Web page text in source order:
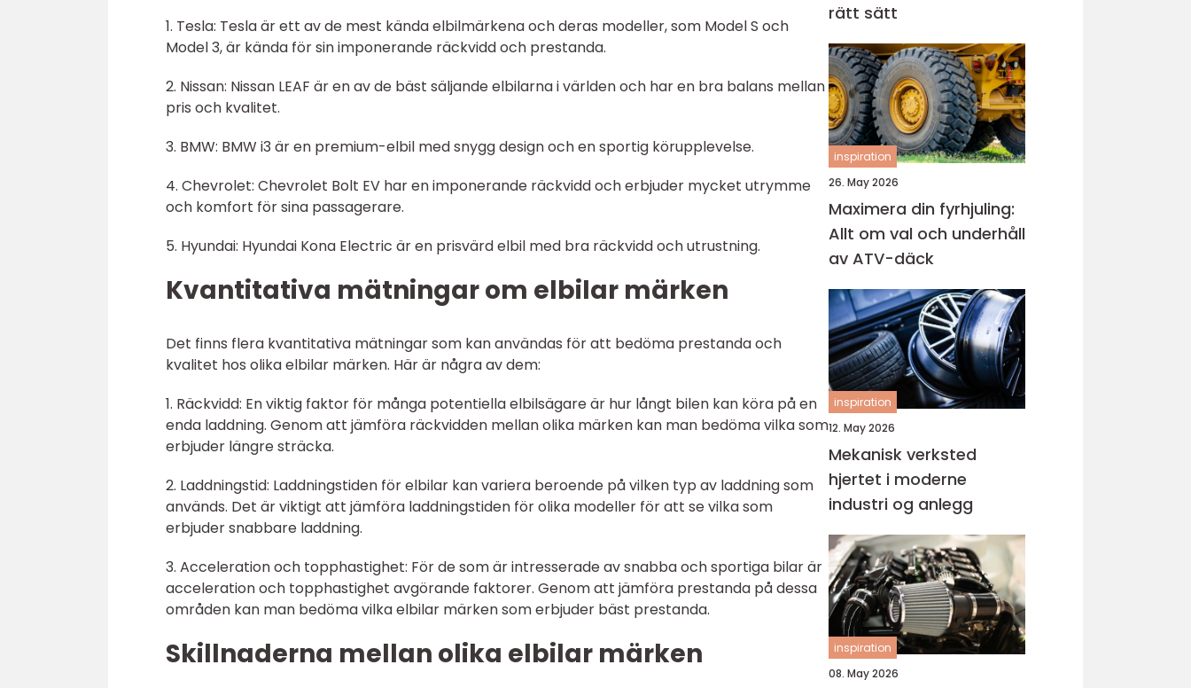
1. Tesla: Tesla är ett av de mest kända elbilmärkena och deras modeller, som Model S och
Model 3, är kända för sin imponerande räckvidd och prestanda.
2. Nissan: Nissan LEAF är en av de bäst säljande elbilarna i världen och har en bra balans mellan
pris och kvalitet.
3. BMW: BMW i3 är en premium-elbil med snygg design och en sportig körupplevelse.
4. Chevrolet: Chevrolet Bolt EV har en imponerande räckvidd och erbjuder mycket utrymme
och komfort för sina passagerare.
5. Hyundai: Hyundai Kona Electric är en prisvärd elbil med bra räckvidd och utrustning.
Kvantitativa mätningar om elbilar märken
Det finns flera kvantitativa mätningar som kan användas för att bedöma prestanda och
kvalitet hos olika elbilar märken. Här är några av dem:
1. Räckvidd: En viktig faktor för många potentiella elbilsägare är hur långt bilen kan köra på en
enda laddning. Genom att jämföra räckvidden mellan olika märken kan man bedöma vilka som
erbjuder längre sträcka.
2. Laddningstid: Laddningstiden för elbilar kan variera beroende på vilken typ av laddning som
används. Det är viktigt att jämföra laddningstiden för olika modeller för att se vilka som
erbjuder snabbare laddning.
3. Acceleration och topphastighet: För de som är intresserade av snabba och sportiga bilar är
acceleration och topphastighet avgörande faktorer. Genom att jämföra prestanda på dessa
områden kan man bedöma vilka elbilar märken som erbjuder bäst prestanda.
Skillnaderna mellan olika elbilar märken
rätt sätt
inspiration
26. May 2026
Maximera din fyrhjuling:
Allt om val och underhåll
av ATV-däck
inspiration
12. May 2026
Mekanisk verksted
hjertet i moderne
industri og anlegg
inspiration
08. May 2026